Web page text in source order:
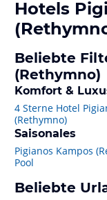
Hotels
Beliebte
(Rethymno)
Komfort &
4 Sterne Hotel
(Rethymno)
Saisonales
Pigianos Kampos
Pool
Beliebte